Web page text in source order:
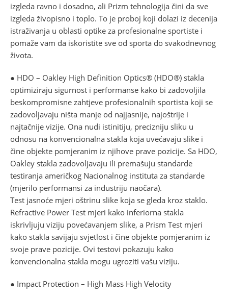
izgleda ravno i dosadno, ali Prizm tehnologija čini da sve
izgleda živopisno i toplo. To je proboj koji dolazi iz decenija
istraživanja u oblasti optike za profesionalne sportiste i
pomaže vam da iskoristite sve od sporta do svakodnevnog
života.
● HDO – Oakley High Definition Optics® (HDO®) stakla
optimiziraju sigurnost i performanse kako bi zadovoljila
beskompromisne zahtjeve profesionalnih sportista koji se
zadovoljavaju ništa manje od najjasnije, najoštrije i
najtačnije vizije. Ona nudi istinitiju, precizniju sliku u
odnosu na konvencionalna stakla koja uvećavaju slike i
čine objekte pomjeranim iz njihove prave pozicije. Sa HDO,
Oakley stakla zadovoljavaju ili premašuju standarde
testiranja američkog Nacionalnog instituta za standarde
(mjerilo performansi za industriju naočara).
Test jasnoće mjeri oštrinu slike koja se gleda kroz staklo.
Refractive Power Test mjeri kako inferiorna stakla
iskrivljuju viziju povećavanjem slike, a Prism Test mjeri
kako stakla savijaju svjetlost i čine objekte pomjeranim iz
svoje prave pozicije. Ovi testovi pokazuju kako
konvencionalna stakla mogu ugroziti vašu viziju.
● Impact Protection – High Mass High Velocity